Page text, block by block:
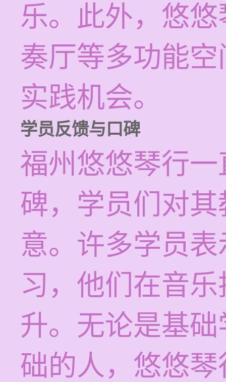
乐。此外，悠
奏厅等多功能
实践机会。
学员反馈与口碑
福州悠悠琴行
碑，学员们对
意。许多学员
习，他们在音
升。无论是基
础的人，悠悠